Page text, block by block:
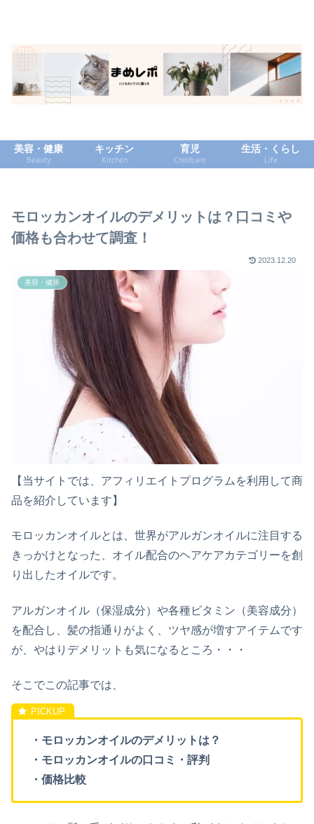
美容・健康
Beauty
キッチン
Kitchen
育児
Childcare
生活・くらし
Life
モロッカンオイルのデメリットは？口コミや
価格も合わせて調査！
2023.12.20
美容・健康
【当サイトでは、アフィリエイトプログラムを利用して商
品を紹介しています】
モロッカンオイルとは、世界がアルガンオイルに注目する
きっかけとなった、オイル配合のヘアケアカテゴリーを創
り出したオイルです。
アルガンオイル（保湿成分）や各種ビタミン（美容成分）
を配合し、髪の指通りがよく、ツヤ感が増すアイテムです
が、やはりデメリットも気になるところ・・・
そこでこの記事では、
・モロッカンオイルのデメリットは？
・モロッカンオイルの口コミ・評判
・価格比較